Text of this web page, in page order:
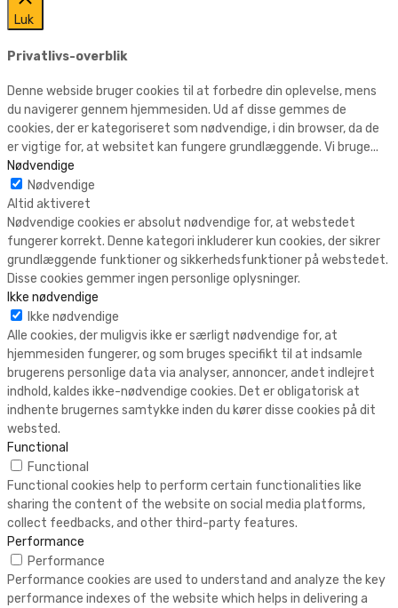
Luk
Privatlivs-overblik
Denne webside bruger cookies til at forbedre din oplevelse, mens
du navigerer gennem hjemmesiden. Ud af disse gemmes de
cookies, der er kategoriseret som nødvendige, i din browser, da de
er vigtige for, at websitet kan fungere grundlæggende. Vi bruge...
Nødvendige
Nødvendige
Altid aktiveret
Nødvendige cookies er absolut nødvendige for, at webstedet
fungerer korrekt. Denne kategori inkluderer kun cookies, der sikrer
grundlæggende funktioner og sikkerhedsfunktioner på webstedet.
Disse cookies gemmer ingen personlige oplysninger.
Ikke nødvendige
Ikke nødvendige
Alle cookies, der muligvis ikke er særligt nødvendige for, at
hjemmesiden fungerer, og som bruges specifikt til at indsamle
brugerens personlige data via analyser, annoncer, andet indlejret
indhold, kaldes ikke-nødvendige cookies. Det er obligatorisk at
indhente brugernes samtykke inden du kører disse cookies på dit
websted.
Functional
Functional
Functional cookies help to perform certain functionalities like
sharing the content of the website on social media platforms,
collect feedbacks, and other third-party features.
Performance
Performance
Performance cookies are used to understand and analyze the key
performance indexes of the website which helps in delivering a